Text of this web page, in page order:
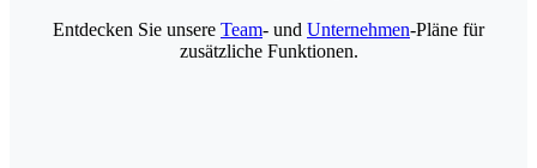
Entdecken Sie unsere Team- und Unternehmen-Pläne für
zusätzliche Funktionen.